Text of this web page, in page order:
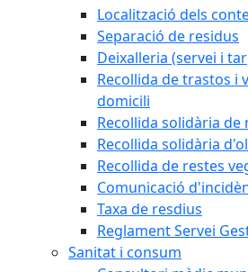
Localització dels
Separació de residus
Deixalleria (servei i
Recollida de trastos i
domicili
Recollida solidària de
Recollida solidària
Recollida de restes
Comunicació
Taxa de resdius
Reglament Servei
Sanitat i consum